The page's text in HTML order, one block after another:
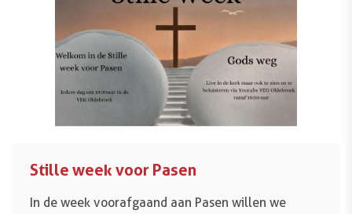
Stille week voor Pasen
In de week voorafgaand aan Pasen willen we